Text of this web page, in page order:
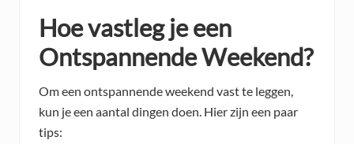
Hoe vastleg je een
Ontspannende Weekend?
Om een ontspannende weekend vast te leggen,
kun je een aantal dingen doen. Hier zijn een paar
tips: